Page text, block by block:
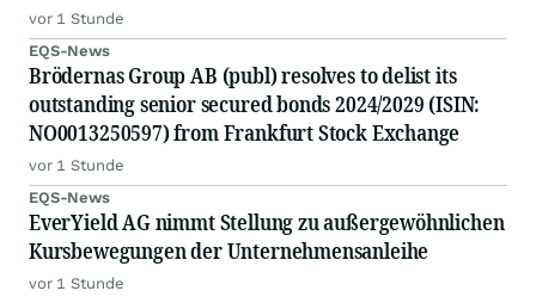
vor 1 Stunde
EQS-News
Brödernas Group AB (publ) resolves to delist its
outstanding senior secured bonds 2024/2029 (ISIN:
NO0013250597) from Frankfurt Stock Exchange
vor 1 Stunde
EQS-News
EverYield AG nimmt Stellung zu außergewöhnlichen
Kursbewegungen der Unternehmensanleihe
vor 1 Stunde